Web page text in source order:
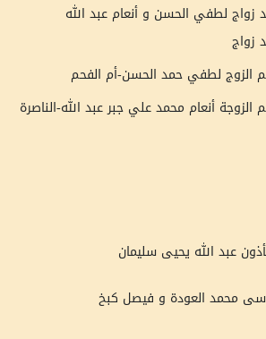
زواج لطفي الحسن و أنعام عبد الله
زواج
الزوج لطفي حمد الحسن-أم الفحم
الزوجة أنعام محمد علي جبر عبد الله-الناصرة
عبد الله يحيى سليمان
محمد العودة و فيصل كبخ